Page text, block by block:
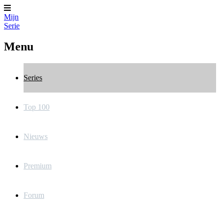
Mijn
Serie
Menu
Series
Top 100
Nieuws
Premium
Forum